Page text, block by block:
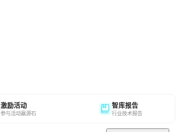
激励活动
参与活动赢源石
智库报告
行业技术报告